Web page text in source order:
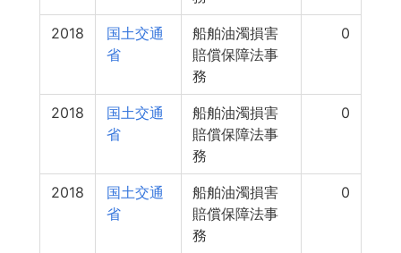
2018
国土交通
省
船舶油濁損害
賠償保障法事
務
0
2018
国土交通
省
船舶油濁損害
賠償保障法事
務
0
2018
国土交通
省
船舶油濁損害
賠償保障法事
務
0